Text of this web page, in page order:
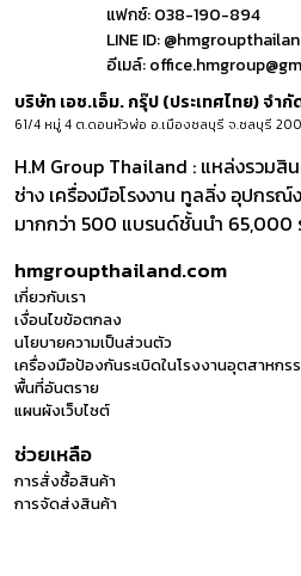
แฟกซ์:038-190-894
LINE ID:
อีเมล์:
บริษัท เอช.เอ็ม. กรุ๊ป (ประเทศไทย) จำกั
61/4 หมู่ 4 ต.ดอนหัวฬ่อ อ.เมืองชลบุรี จ.ชลบุรี
H.M Group Thailand : แหล่งรวมสิ
ช่าง เครื่องมือโรงงาน ทูลลิ่ง อุปกร
มากกว่า 500 แบรนด์ชั้นนำ 65,000
hmgroupthailand.com
เกี่ยวกับเรา
เงื่อนไขข้อตกลง
นโยบายความเป็นส่วนตัว
เครื่องมือป้องกันระเบิดในโรงงานอุตสาหก
พื้นที่อันตราย
แผนผังเว็บไซต์
ช่วยเหลือ
การสั่งซื้อสินค้า
การจัดส่งสินค้า